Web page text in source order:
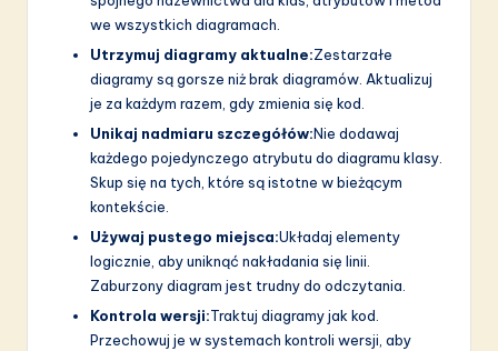
we wszystkich diagramach.
Utrzymuj diagramy aktualne:Zestarzałe
diagramy są gorsze niż brak diagramów. Aktualizuj
je za każdym razem, gdy zmienia się kod.
Unikaj nadmiaru szczegółów:Nie dodawaj
każdego pojedynczego atrybutu do diagramu klasy.
Skup się na tych, które są istotne w bieżącym
kontekście.
Używaj pustego miejsca:Układaj elementy
logicznie, aby uniknąć nakładania się linii.
Zaburzony diagram jest trudny do odczytania.
Kontrola wersji:Traktuj diagramy jak kod.
Przechowuj je w systemach kontroli wersji, aby